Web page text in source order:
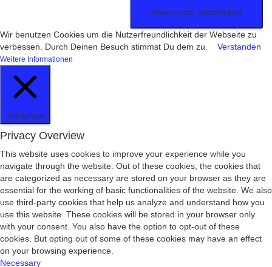
Wir benutzen Cookies um die Nutzerfreundlichkeit der Webseite zu
verbessen. Durch Deinen Besuch stimmst Du dem zu. Verstanden
Weitere Informationen
Schließen
Privacy Overview
This website uses cookies to improve your experience while you
navigate through the website. Out of these cookies, the cookies that
are categorized as necessary are stored on your browser as they are
essential for the working of basic functionalities of the website. We also
use third-party cookies that help us analyze and understand how you
use this website. These cookies will be stored in your browser only
with your consent. You also have the option to opt-out of these
cookies. But opting out of some of these cookies may have an effect
on your browsing experience.
Necessary